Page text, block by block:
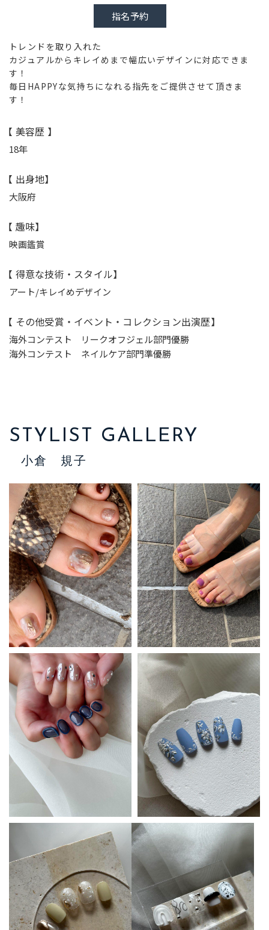
指名予約
トレンドを取り入れた
カジュアルからキレイめまで幅広いデザインに対応できま
す！
毎日HAPPYな気持ちになれる指先をご提供させて頂きま
す！
【 美容歴 】
18年
【 出身地】
大阪府
【 趣味】
映画鑑賞
【 得意な技術・スタイル】
アート/キレイめデザイン
【 その他受賞・イベント・コレクション出演歴】
海外コンテスト リークオフジェル部門優勝
海外コンテスト ネイルケア部門準優勝
STYLIST GALLERY
小倉 規子